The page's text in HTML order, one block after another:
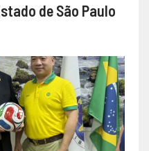
de São Paulo